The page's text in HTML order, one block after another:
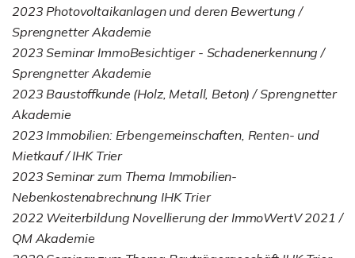
2023 Photovoltaikanlagen und deren Bewertung /
Sprengnetter Akademie
2023 Seminar ImmoBesichtiger - Schadenerkennung /
Sprengnetter Akademie
2023 Baustoffkunde (Holz, Metall, Beton) / Sprengnetter
Akademie
2023 Immobilien: Erbengemeinschaften, Renten- und
Mietkauf / IHK Trier
2023 Seminar zum Thema Immobilien-
Nebenkostenabrechnung IHK Trier
2022 Weiterbildung Novellierung der ImmoWertV 2021 /
QM Akademie